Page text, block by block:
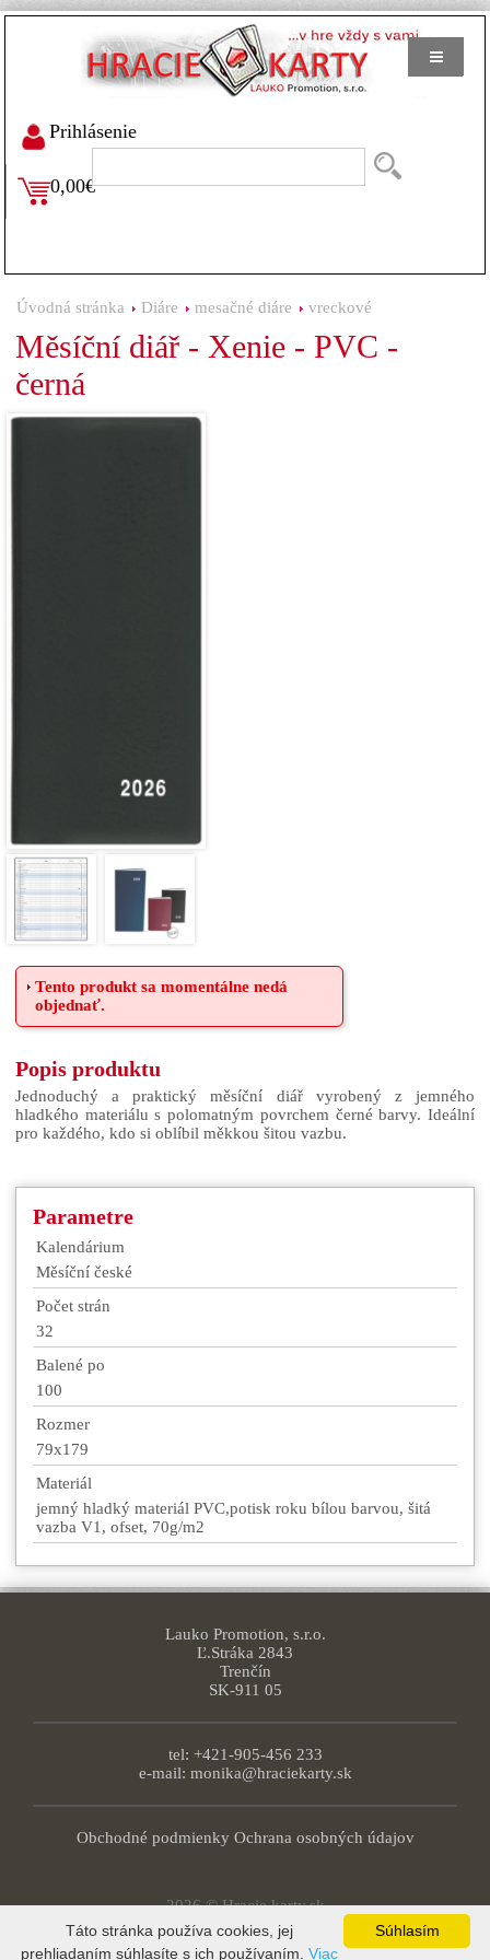
Prihlásenie
0,00€
Úvodná stránka Diáre mesačné diáre vreckové
Měsíční diář - Xenie - PVC -
černá
Tento produkt sa momentálne nedá
objednať.
Popis produktu
Jednoduchý a praktický měsíční diář vyrobený z jemného
hladkého materiálu s polomatným povrchem černé barvy. Ideální
pro každého, kdo si oblíbil měkkou šitou vazbu.
Parametre
Kalendárium
Měsíční české
Počet strán
32
Balené po
100
Rozmer
79x179
Materiál
jemný hladký materiál PVC,potisk roku bílou barvou, šitá
vazba V1, ofset, 70g/m2
Lauko Promotion, s.r.o.
Ľ.Stráka 2843
Trenčín
SK-911 05
tel: +421-905-456 233
e-mail: monika@hraciekarty.sk
Obchodné podmienky Ochrana osobných údajov
2026 © Hracie karty.sk
Súhlasím
Táto stránka používa cookies, jej
prehliadaním súhlasíte s ich používaním. Viac